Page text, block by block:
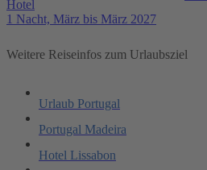
Hotel
1 Nacht, März bis März 2027
Weitere Reiseinfos zum Urlaubsziel
Urlaub Portugal
Portugal Madeira
Hotel Lissabon